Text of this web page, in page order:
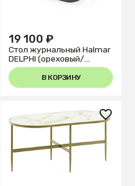
19 100 ₽
Стол журнальный Halmar
DELPHI (ореховый/
черный)
В КОРЗИНУ